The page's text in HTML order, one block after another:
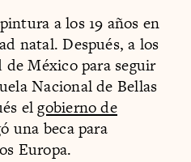
a los 19 años en
natal. Después, a los
de México para seguir
Nacional de Bellas
elgobierno de
una beca para
Europa.